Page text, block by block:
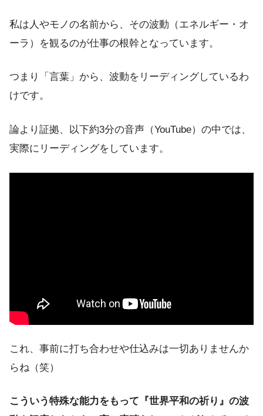
私は人やモノの名前から、その波動（エネルギー・オ
ーラ）を観るのが仕事の根幹となっています。
つまり「言葉」から、波動をリーディングしているわ
けです。
論より証拠、以下約3分の音声（YouTube）の中では、
実際にリーディングをしています。
これ、事前に打ち合わせや仕込みは一切ありませんか
らね（笑）
こういう特殊な能力をもって『世界平和の祈り』の波